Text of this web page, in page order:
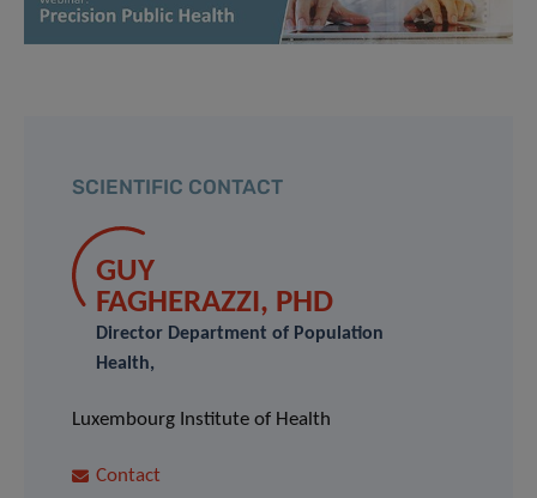
SCIENTIFIC CONTACT
GUY
FAGHERAZZI, PHD
Director Department of Population
Health,
Luxembourg Institute of Health
Contact